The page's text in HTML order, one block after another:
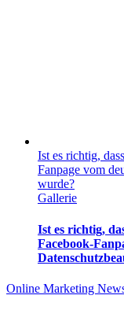
Ist es richtig,
Fanpage vom
wurde?
Gallerie
Ist es richtig,
Facebook-
Online Marketing